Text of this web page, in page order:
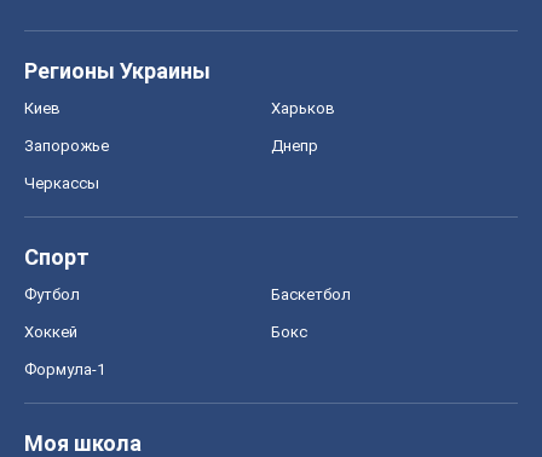
Регионы Украины
Киев Харьков
Запорожье Днепр
Черкассы
Спорт
Футбол Баскетбол
Хоккей Бокс
Формула-1
Моя школа